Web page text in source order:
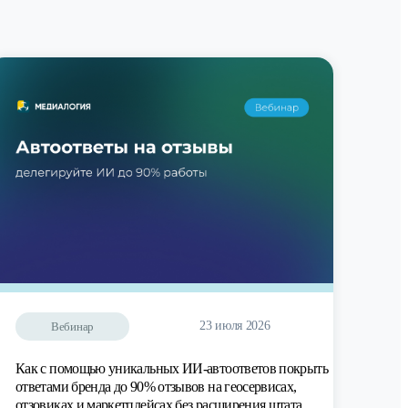
Вебинар 23 июля 2026
Как с помощью уникальных ИИ-автоответов покрыть
ответами бренда до 90% отзывов на геосервисах,